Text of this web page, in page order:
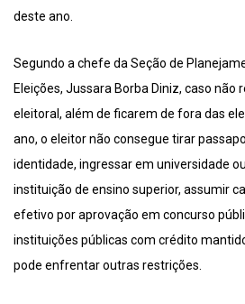
deste ano.
Segundo a chefe da Seção de
Eleições, Jussara Borba Diniz, caso não
eleitoral, além de ficarem de fora das
ano, o eleitor não consegue tirar
identidade, ingressar em universidade
instituição de ensino superior, assumir
efetivo por aprovação em concurso
instituições públicas com crédito
pode enfrentar outras restrições.